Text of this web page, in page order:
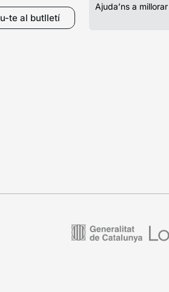
te al butlletí
Ajuda’ns a millorar